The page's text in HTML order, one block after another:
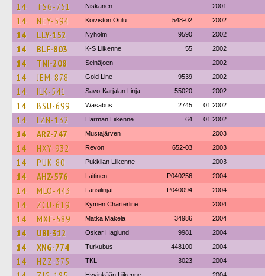
14 TSG-751 Niskanen 2001
14 NEY-594 Koiviston Oulu 548-02 2002
14 LLY-152 Nyholm 9590 2002
14 BLF-803 K-S Liikenne 55 2002
14 TNI-208 Seinäjoen 2002
14 JEM-878 Gold Line 9539 2002
14 ILK-541 Savo-Karjalan Linja 55020 2002
14 BSU-699 Wasabus 2745 01.2002
14 LZN-132 Härmän Liikenne 64 01.2002
14 ARZ-747 Mustajärven 2003
14 HXY-932 Revon 652-03 2003
14 PUK-80 Pukkilan Liikenne 2003
14 AHZ-576 Laitinen P040256 2004
14 MLO-443 Länsilinjat P040094 2004
14 ZCU-619 Kymen Charterline 2004
14 MXF-589 Matka Mäkelä 34986 2004
14 UBI-312 Oskar Haglund 9981 2004
14 XNG-774 Turkubus 448100 2004
14 HZZ-375 TKL 3023 2004